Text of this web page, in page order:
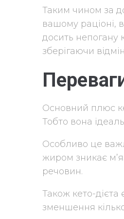
Таким чином за
вашому раціоні,
досить непогану
зберігаючи
Основний плюс
Тобто вона
Особливо це
жиром зникає
речовин.
Також кето-
зменшення